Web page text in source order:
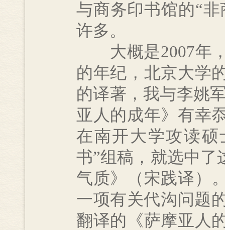
与商务印书馆的“
许多。
大概是2007年，
的年纪，北京大学
的译著，我与李姚
亚人的成年》有幸
在南开大学攻读
书”组稿，就选中了
气质》（宋践译）
一项有关代沟问题
翻译的《萨摩亚人